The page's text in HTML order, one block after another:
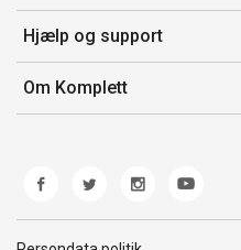
Ordrehistorik
Gavekort
Salgsbetingelser
Mærker/producent
Fortrydelsesret
Hjælp og support
Kontakt os
Kundeservice
Fejl/Mangler
Fragt og levering
Om Komplett